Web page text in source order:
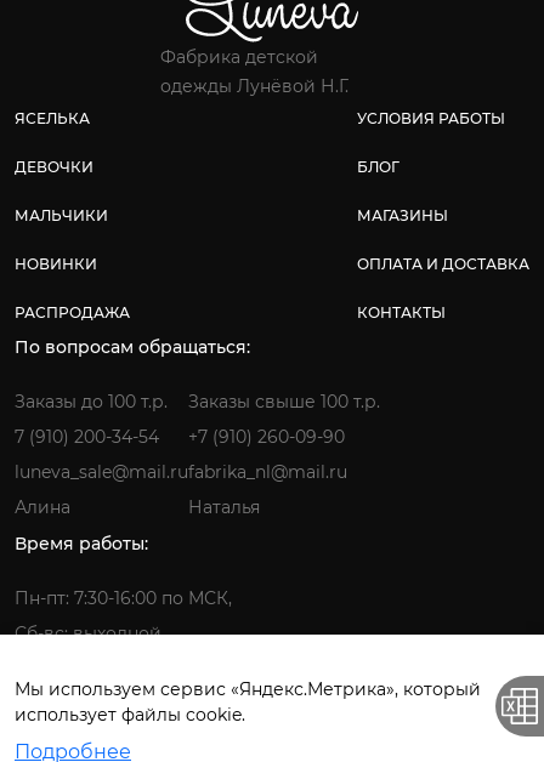
Фабрика детской
одежды Лунёвой Н.Г.
ЯСЕЛЬКА
ДЕВОЧКИ
МАЛЬЧИКИ
НОВИНКИ
РАСПРОДАЖА
УСЛОВИЯ РАБОТЫ
БЛОГ
МАГАЗИНЫ
ОПЛАТА И ДОСТАВКА
КОНТАКТЫ
По вопросам обращаться:
Заказы до 100 т.р.
7 (910) 200-34-54
luneva_sale@mail.ru
Алина
Заказы свыше 100 т.р.
+7 (910) 260-09-90
fabrika_nl@mail.ru
Наталья
Время работы:
Пн-пт: 7:30-16:00 по МСК,
Сб-вс: выходной
Фабрика детской одежды © 2026.
Мы используем сервис «Яндекс.Метрика», который
использует файлы cookie.
Подробнее